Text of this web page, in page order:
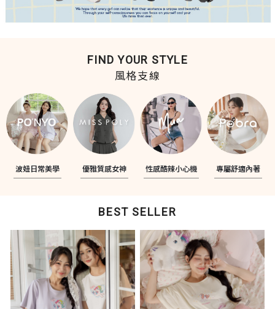
FIND YOUR STYLE
風格支線
波妞日常美學 優雅質感女神 性感酷辣小心機 專屬舒適內著
BEST SELLER